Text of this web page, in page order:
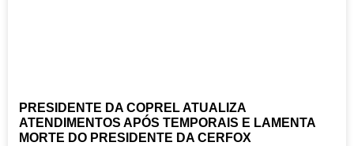
PRESIDENTE DA COPREL ATUALIZA
ATENDIMENTOS APÓS TEMPORAIS E LAMENTA
MORTE DO PRESIDENTE DA CERFOX